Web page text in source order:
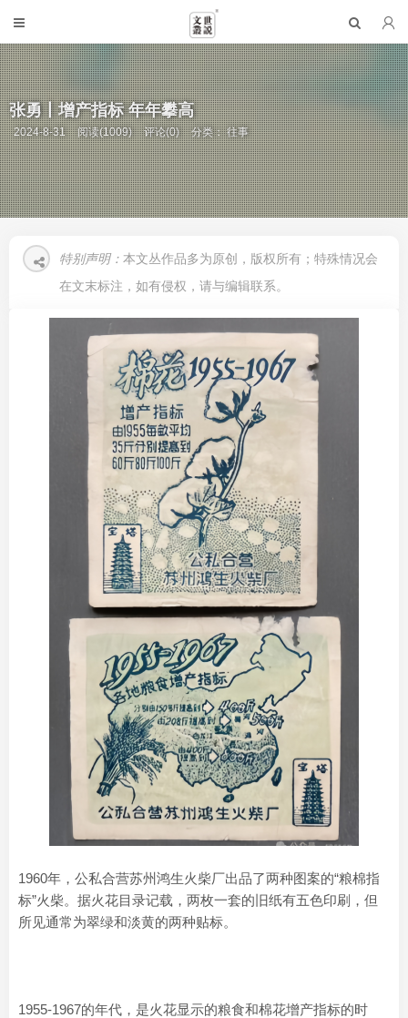
张勇丨增产指标 年年攀高
2024-8-31 阅读(1009) 评论(0) 分类：往事
特别声明： 本文丛作品多为原创，版权所有；特殊情况会
在文末标注，如有侵权，请与编辑联系。
1960年，公私合营苏州鸿生火柴厂出品了两种图案的“粮棉指
标”火柴。据火花目录记载，两枚一套的旧纸有五色印刷，但
所见通常为翠绿和淡黄的两种贴标。
1955-1967的年代，是火花显示的粮食和棉花增产指标的时